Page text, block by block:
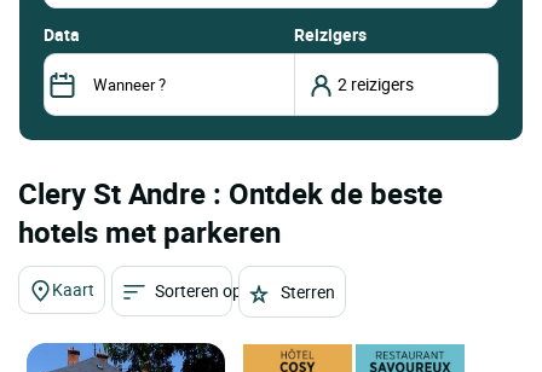
data Reizigers
Clery St Andre : Ontdek de beste
hotels met parkeren
Kaart Sorteren op Sterren